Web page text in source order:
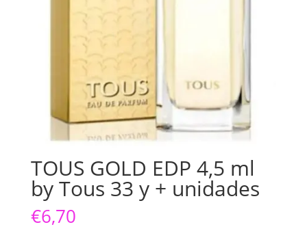
TOUS GOLD EDP 4,5 ml
by Tous 33 y + unidades
€6,70